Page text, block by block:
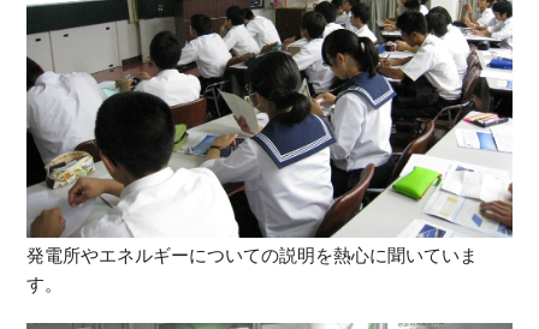
発電所やエネルギーについての説明を熱心に聞いていま
す。